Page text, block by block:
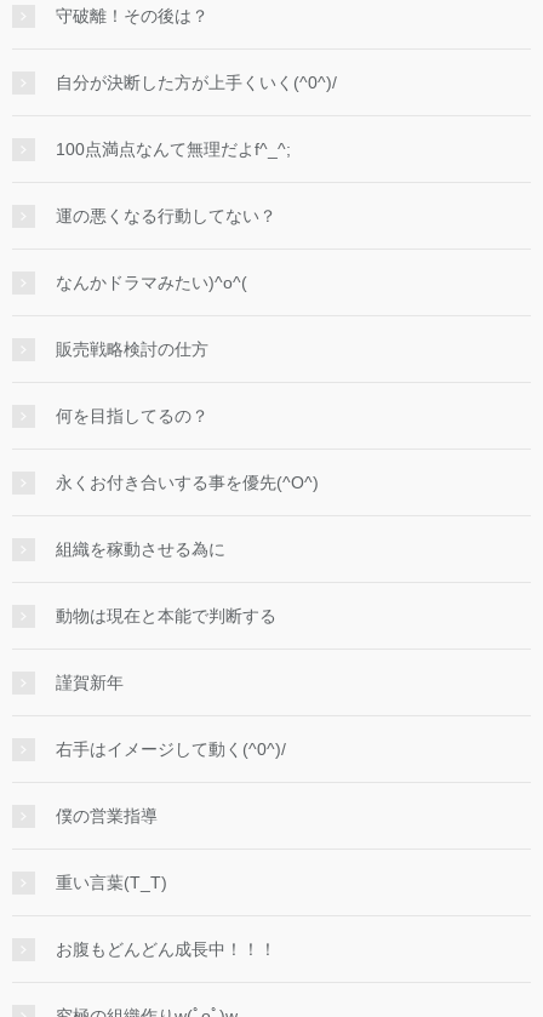
守破離！その後は？
自分が決断した方が上手くいく(^0^)/
100点満点なんて無理だよf^_^;
運の悪くなる行動してない？
なんかドラマみたい)^o^(
販売戦略検討の仕方
何を目指してるの？
永くお付き合いする事を優先(^O^)
組織を稼動させる為に
動物は現在と本能で判断する
謹賀新年
右手はイメージして動く(^0^)/
僕の営業指導
重い言葉(T_T)
お腹もどんどん成長中！！！